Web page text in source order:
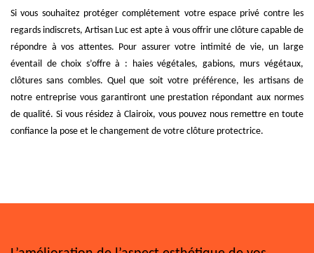
Si vous souhaitez protéger complétement votre espace privé contre les
regards indiscrets, Artisan Luc est apte à vous offrir une clôture capable de
répondre à vos attentes. Pour assurer votre intimité de vie, un large
éventail de choix s’offre à : haies végétales, gabions, murs végétaux,
clôtures sans combles. Quel que soit votre préférence, les artisans de
notre entreprise vous garantiront une prestation répondant aux normes
de qualité. Si vous résidez à Clairoix, vous pouvez nous remettre en toute
confiance la pose et le changement de votre clôture protectrice.